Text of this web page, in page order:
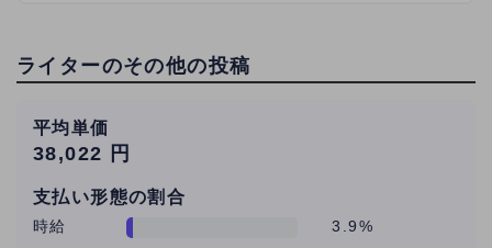
に至りました。
ライターのその他の投稿
平均単価
38,022 円
支払い形態の割合
時給
3.9%